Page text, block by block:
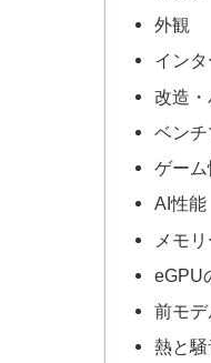
外観
イン
改造
ベン
ゲー
AI性能
メモ
eGPU
前モ
熱と